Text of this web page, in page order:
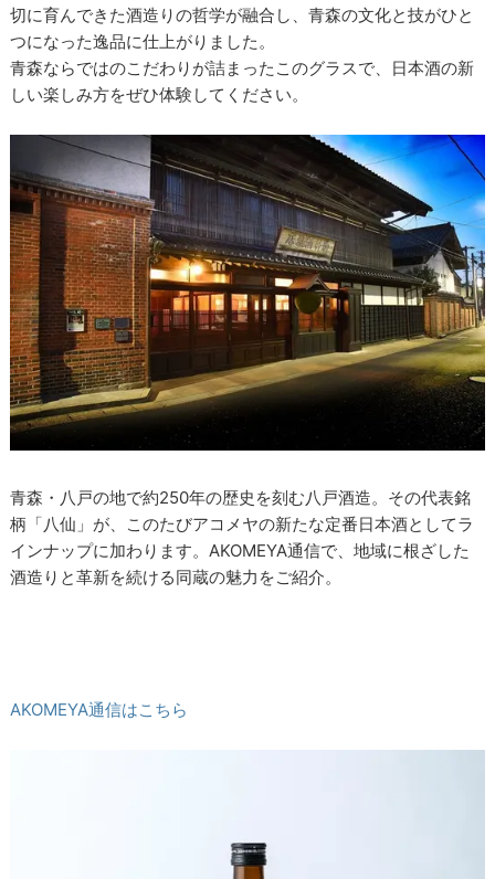
切に育んできた酒造りの哲学が融合し、青森の文化と技がひと
つになった逸品に仕上がりました。
青森ならではのこだわりが詰まったこのグラスで、日本酒の新
しい楽しみ方をぜひ体験してください。
青森・八戸の地で約250年の歴史を刻む八戸酒造。その代表銘
柄「八仙」が、このたびアコメヤの新たな定番日本酒としてラ
インナップに加わります。AKOMEYA通信で、地域に根ざした
酒造りと革新を続ける同蔵の魅力をご紹介。
AKOMEYA通信はこちら